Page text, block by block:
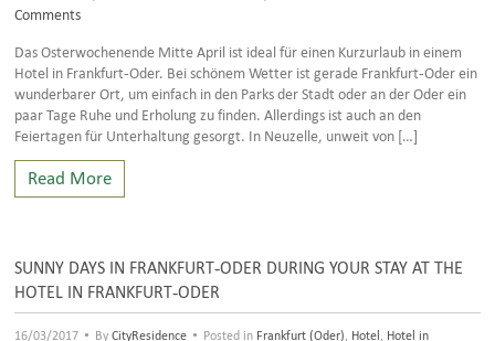
Comments
Das Osterwochenende Mitte April ist ideal für einen Kurzurlaub in einem
Hotel in Frankfurt-Oder. Bei schönem Wetter ist gerade Frankfurt-Oder ein
wunderbarer Ort, um einfach in den Parks der Stadt oder an der Oder ein
paar Tage Ruhe und Erholung zu finden. Allerdings ist auch an den
Feiertagen für Unterhaltung gesorgt. In Neuzelle, unweit von […]
Read More
SUNNY DAYS IN FRANKFURT-ODER DURING YOUR STAY AT THE
HOTEL IN FRANKFURT-ODER
16/03/2017 • ByCityResidence • Posted in Frankfurt (Oder) Hotel
Hotel in